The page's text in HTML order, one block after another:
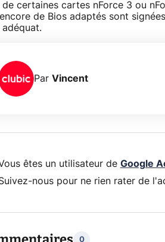
de certaines cartes nForce 3 ou
de Bios adaptés sont
adéquat.
Par Vincent
êtes un utilisateur de Google
nous pour ne rien rater de
0